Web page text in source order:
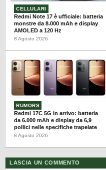
CELLULARI
Redmi Note 17 è ufficiale: batteria
monstre da 8.000 mAh e display
AMOLED a 120 Hz
8 Agosto 2026
RUMORS
Redmi 17C 5G in arrivo: batteria
da 6.000 mAh e display da 6,9
pollici nelle specifiche trapelate
8 Agosto 2026
LASCIA UN COMMENTO